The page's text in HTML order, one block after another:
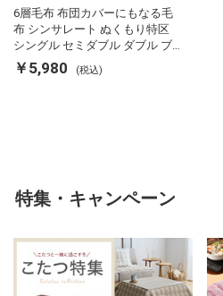
6層毛布 布団カバーにもなる毛
布 シンサレート ぬくもり特区
シングル セミダブル ダブル ブ
ランケット 掛け布団カバー フラ
ンネル 保温 蓄熱 吸湿 発熱 断熱
￥5,980 (税込)
特集・キャンペーン